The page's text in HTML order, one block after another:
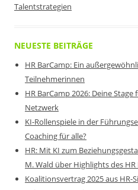
Talentstrategien
NEUESTE BEITRÄGE
HR BarCamp: Ein
Teilnehmerinnen
HR BarCamp 2026: Deine
Netzwerk
KI-Rollenspiele in der
Coaching für alle?
HR: Mit KI zum
M. Wald über Highlights des
Koalitionsvertrag 2025 aus HR-